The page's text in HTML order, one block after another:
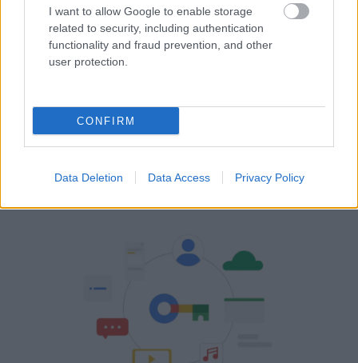
I want to allow Google to enable storage
related to security, including authentication
functionality and fraud prevention, and other
user protection.
CONFIRM
Data Deletion Data Access Privacy Policy
Θηλασμός: Το «θαύμα» των πρώτων 1.000 ημερών – Τι